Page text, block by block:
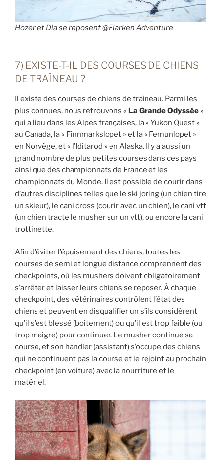
Hozer et Dia se reposent @Flarken Adventure
7) EXISTE-T-IL DES COURSES DE CHIENS
DE TRAÎNEAU ?
Il existe des courses de chiens de traineau. Parmi les
plus connues, nous retrouvons « La Grande Odyssée »
qui a lieu dans les Alpes françaises, la « Yukon Quest »
au Canada, la « Finnmarkslopet » et la « Femunlopet »
en Norvège, et « l’Iditarod » en Alaska. Il y a aussi un
grand nombre de plus petites courses dans ces pays
ainsi que des championnats de France et les
championnats du Monde. Il est possible de courir dans
d’autres disciplines telles que le ski joring (un chien tire
un skieur), le cani cross (courir avec un chien), le cani vtt
(un chien tracte le musher sur un vtt), ou encore la cani
trottinette.
Afin d’éviter l’épuisement des chiens, toutes les
courses de semi et longue distance comprennent des
checkpoints, où les mushers doivent obligatoirement
s’arrêter et laisser leurs chiens se reposer. À chaque
checkpoint, des vétérinaires contrôlent l’état des
chiens et peuvent en disqualifier un s’ils considèrent
qu’il s’est blessé (boitement) ou qu’il est trop faible (ou
trop maigre) pour continuer. Le musher continue sa
course, et son handler (assistant) s’occupe des chiens
qui ne continuent pas la course et le rejoint au prochain
checkpoint (en voiture) avec la nourriture et le
matériel.